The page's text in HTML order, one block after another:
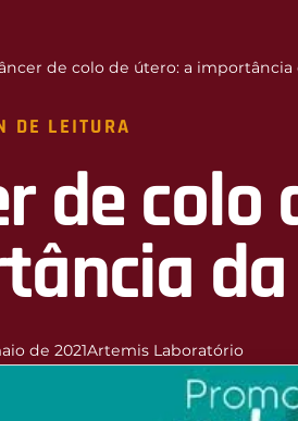
de colo de útero: a importância
DE LEITURA
de colo
de 2021Artemis Laboratório